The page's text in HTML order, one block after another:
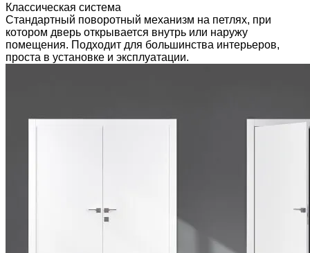
Классическая система
Стандартный поворотный механизм на петлях, при
котором дверь открывается внутрь или наружу
помещения. Подходит для большинства интерьеров,
проста в установке и эксплуатации.